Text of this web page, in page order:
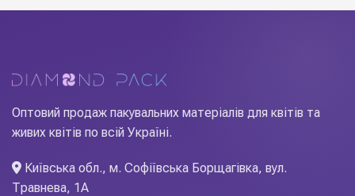
використовується у святкових букетах, вітринних
Оптовий продаж пакувальних матеріалів для квітів та
живих квітів по всій Україні.
Київська обл., м. Софіївська Борщагівка, вул.
Травнева, 1А